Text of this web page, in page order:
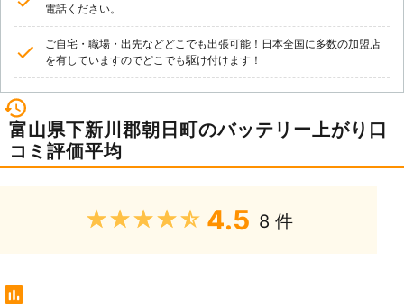
電話ください。
ご自宅・職場・出先などどこでも出張可能！日本全国に多数の加盟店
を有していますのでどこでも駆け付けます！
富山県下新川郡朝日町のバッテリー上がり口
コミ評価平均
★★★★★ 4.5 8 件